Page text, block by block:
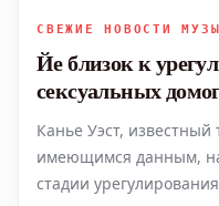
СВЕЖИЕ НОВОСТИ
Йе близок к
сексуальных
бывшей
Канье Уэст,
имеющимся данным,
стадии